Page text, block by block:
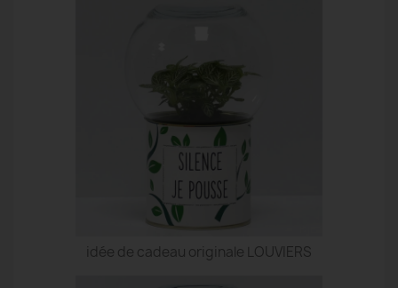
idée de cadeau originale LOUVIERS